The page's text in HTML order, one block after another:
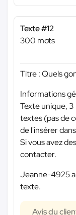
Texte #12
300 mots
Titre : Quels
Informations
Texte unique,
textes (pas de
de l'insérer
Si vous avez
contacter.
Jeanne-4925 a
texte.
Avis du